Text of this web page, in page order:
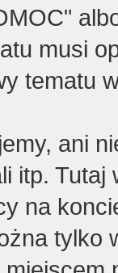
musi
tematu
ani
itp. Tutaj
na
tylko